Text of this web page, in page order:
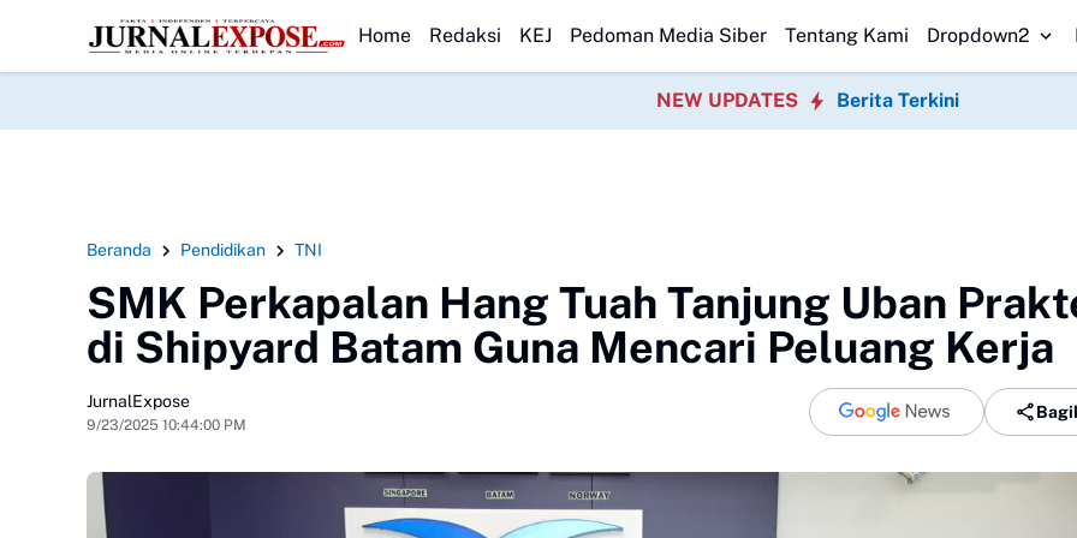
HEADLINE
Desak Polda Banten Transparan Usut Dugaan Penculikan Aktivis Lebak Penghijauan Bomang Disorot, Perawatan Pohon Dipertanyakan
Home Redaksi KEJ Pedoman Media Siber Tentang Kami Dropdown2
NEW UPDATES Berita Terkini
Beranda Pendidikan TNI
SMK Perkapalan Hang Tuah Tanjung Uban
di Shipyard Batam Guna Mencari Peluang Kerja
JurnalExpose
9/23/2025 10:44:00 PM